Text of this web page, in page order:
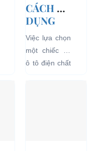
CÁCH SỬ
DỤNG
XE Ô TÔ
ĐIỆN ĐỂ
TĂNG
TUỔI
Việc lựa chọn
một chiếc xe
ô tô điện chất